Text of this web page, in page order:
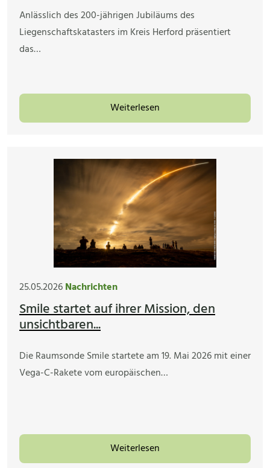
Anlässlich des 200-jährigen Jubiläums des
Liegenschaftskatasters im Kreis Herford präsentiert
das…
Weiterlesen
25.05.2026Nachrichten
Smile startet auf ihrer Mission, den
unsichtbaren...
Die Raumsonde Smile startete am 19. Mai 2026 mit einer
Vega-C-Rakete vom europäischen…
Weiterlesen